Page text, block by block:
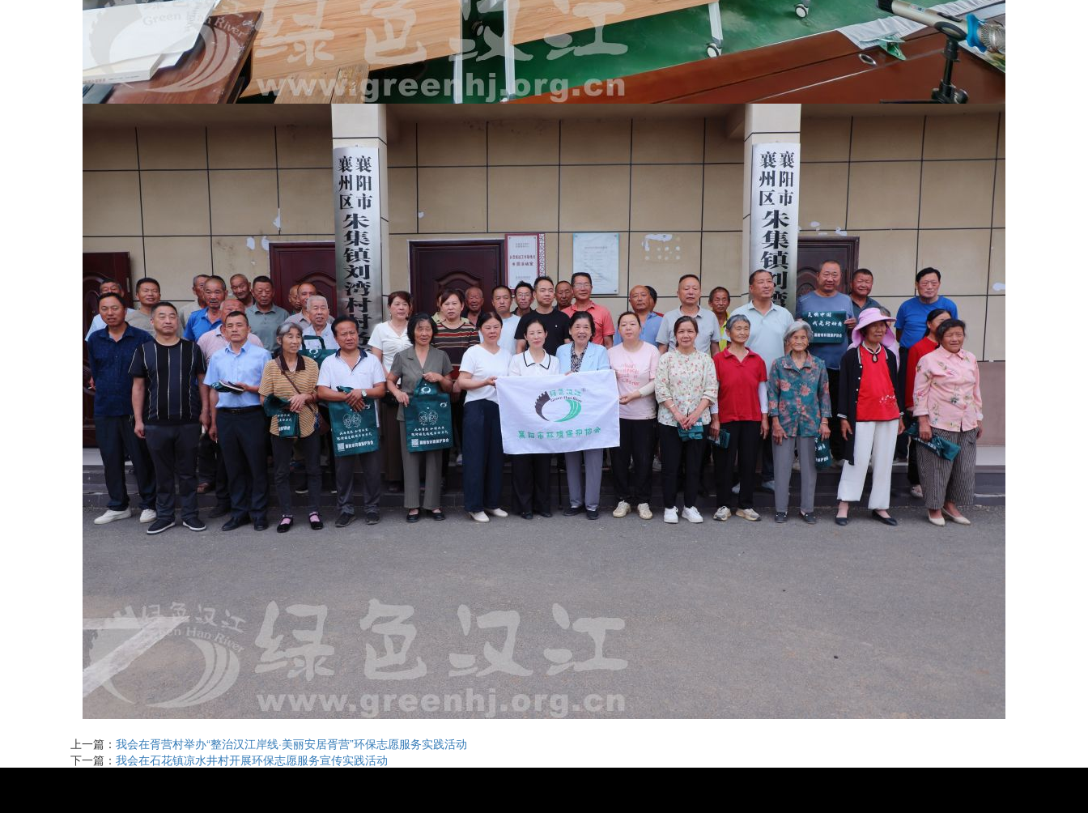
上一篇： 我会在胥营村举办“整治汉江岸线·美丽安居胥营”环保志愿服务实践活动
下一篇： 我会在石花镇凉水井村开展环保志愿服务宣传实践活动